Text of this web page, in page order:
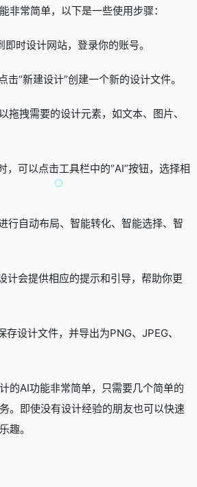
非常简单，以下是一些使用步骤：
时设计网站，登录你的账号。
击“新建设计”创建一个新的设计文件。
拖拽需要的设计元素，如文本、图片、
，可以点击工具栏中的“AI”按钮，选择相
行自动布局、智能转化、智能选择、智
计会提供相应的提示和引导，帮助你更
设计文件，并导出为PNG、JPEG、
的AI功能非常简单，只需要几个简单的
。即使没有设计经验的朋友也可以快速
趣。